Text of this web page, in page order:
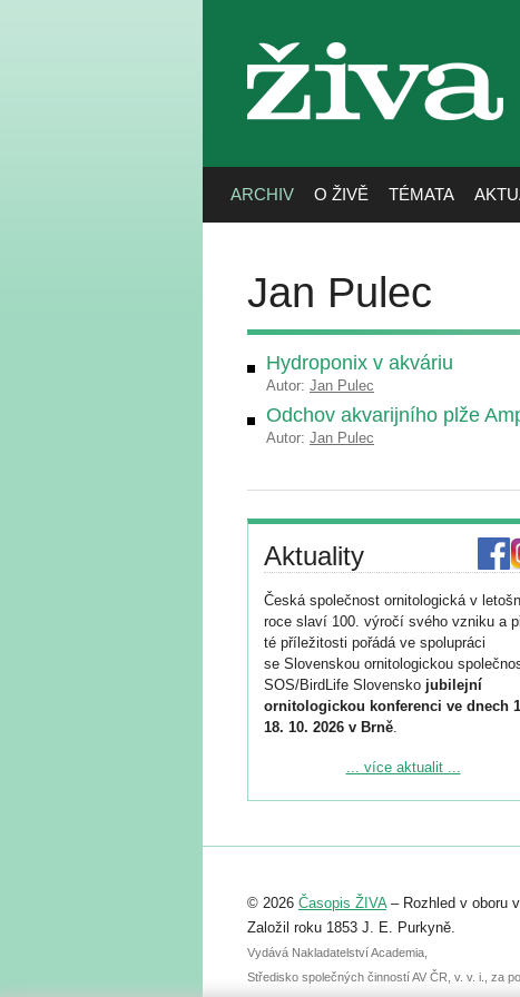
živa
ARCHIV O ŽIVĚ TÉMATA
Jan Pulec
Hydroponix v akváriu
Autor: Jan Pulec
Odchov akvarijního plže
Autor: Jan Pulec
Aktuality
Česká společnost ornitologická v
roce slaví 100. výročí svého vzniku a
té příležitosti pořádá ve spolupráci
se Slovenskou ornitologickou
SOS/BirdLife Slovensko jubilejní
ornitologickou konferenci ve dnech
18. 10. 2026 v Brně.
Podrobnější informace ke konferenci
Registrovat se můžete do 6. září.
abstraktu přihlášené přednášky nebo
posteru je už 30. června.
... více aktualit ...
© 2026 Časopis ŽIVA– Rozhled v oboru
Založil roku 1853 J. E. Purkyně.
Vydává Nakladatelství Academia,
Středisko společných činností AV ČR, v. v. i., za